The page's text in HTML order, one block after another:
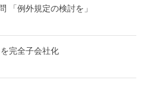
「例外規定の検討を」
完全子会社化